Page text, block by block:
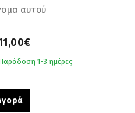
αυτού
1-3 ημέρες